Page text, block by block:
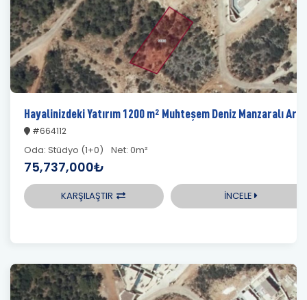
Hayalinizdeki Yatırım 1200 m² Muhteşem Deniz Manzaralı
#664112
Oda: Stüdyo (1+0) Net: 0m²
75,737,000₺
KARŞILAŞTIR İNCELE